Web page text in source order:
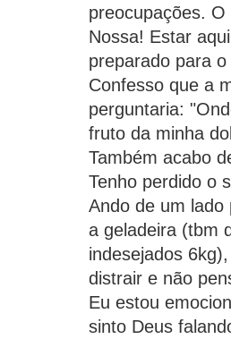
preocupações.
Nossa! Estar
preparado para
Confesso que a
perguntaria:
fruto da minha
Também acabo
Tenho perdido o
Ando de um
a geladeira (tbm
indesejados
distrair e não
Eu estou
sinto Deus